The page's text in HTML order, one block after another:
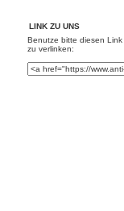
LINK ZU UNS
Benutze bitte diesen Link
zu verlinken: